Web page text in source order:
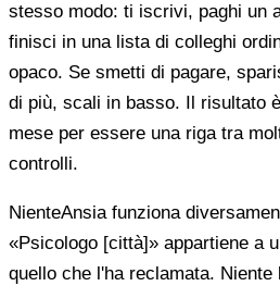
stesso modo: ti iscrivi, paghi un
finisci in una lista di colleghi
opaco. Se smetti di pagare,
di più, scali in basso. Il risultato
mese per essere una riga tra
controlli.
NienteAnsia funziona
«Psicologo [città]» appartiene a
quello che l'ha reclamata. Niente